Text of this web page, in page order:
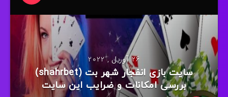
26 آوریل , 2022
سایت بازی انفجار شهر بت (shahrbet)
بررسی امکانات و ضرایب این سایت